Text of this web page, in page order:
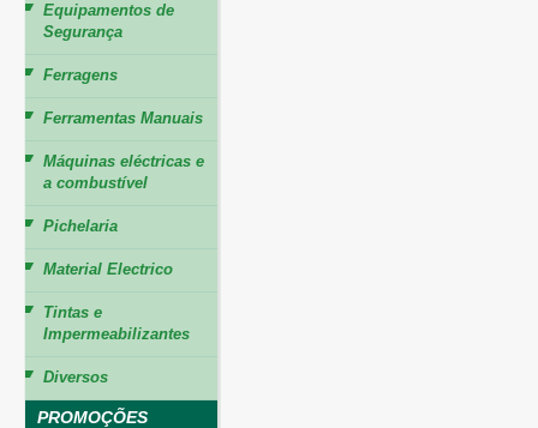
Equipamentos de
Segurança
Ferragens
Ferramentas Manuais
Máquinas eléctricas e
a combustível
Pichelaria
Material Electrico
Tintas e
Impermeabilizantes
Diversos
PROMOÇÕES